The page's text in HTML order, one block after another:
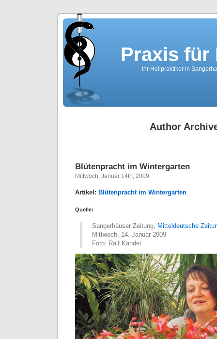
Praxis für
Ihr Heilpraktiker in
Author
Blütenpracht im Wintergarten
Mittwoch, Januar 14th, 2009
Artikel: Blütenpracht im Wintergarten
Quelle:
Sangerhäuser Zeitung, Mitteldeutsche
Mittwoch, 14. Januar 2009
Foto: Ralf Kandel